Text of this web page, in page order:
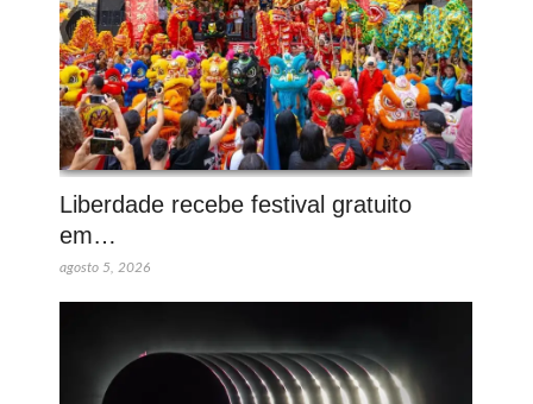
Liberdade recebe festival gratuito
em…
agosto 5, 2026